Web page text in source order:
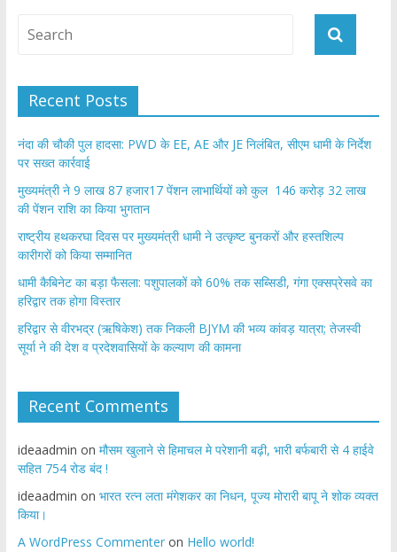
Recent Posts
नंदा की चौकी पुल हादसा: PWD के EE, AE और JE निलंबित, सीएम धामी के निर्देश
पर सख्त कार्रवाई
मुख्यमंत्री ने 9 लाख 87 हजार17 पेंशन लाभार्थियों को कुल 146 करोड़ 32 लाख
की पेंशन राशि का किया भुगतान
राष्ट्रीय हथकरघा दिवस पर मुख्यमंत्री धामी ने उत्कृष्ट बुनकरों और हस्तशिल्प
कारीगरों को किया सम्मानित
​धामी कैबिनेट का बड़ा फैसला: पशुपालकों को 60% तक सब्सिडी, गंगा एक्सप्रेसवे का
हरिद्वार तक होगा विस्तार
​हरिद्वार से वीरभद्र (ऋषिकेश) तक निकली BJYM की भव्य कांवड़ यात्रा; तेजस्वी
सूर्या ने की देश व प्रदेशवासियों के कल्याण की कामना
Recent Comments
ideaadmin on मौसम खुलाने से हिमाचल मे परेशानी बढ़ी, भारी बर्फबारी से 4 हाईवे
सहित 754 रोड बंद !
ideaadmin on भारत रत्न लता मंगेशकर का निधन, पूज्य मोरारी बापू ने शोक व्यक्त
किया।
A WordPress Commenteron Hello world!